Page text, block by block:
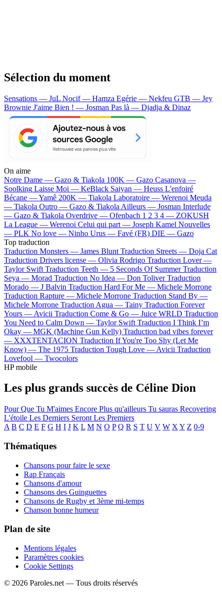
Sélection du moment
Sensations — JuL Nocif — Hamza Egérie — Nekfeu GTB — Jey
Brownie J'aime Bien ! — Josman Pas là — Djadja & Dinaz
On aime
Notre Dame — Gazo & Tiakola 100K — Gazo Casanova —
Soolking Laisse Moi — KeBlack Saiyan — Heuss L'enfoiré
Bécane —Yamê 200K — Tiakola Laboratoire — Werenoi Meuda
— Tiakola Outro — Gazo & Tiakola Ailleurs — Josman Interlude
— Gazo & Tiakola Overdrive — Ofenbach 1 2 3 4 — ZOKUSH
La League — Werenoi Celui qui part — Joseph Kamel Nouvelles
— PLK No love — Ninho Urus — Favé (FR) DIE — Gazo
Top traduction
Traduction Monsters — James Blunt Traduction Streets — Doja Cat
Traduction Drivers license — Olivia Rodrigo Traduction Lover —
Taylor Swift Traduction Teeth — 5 Seconds Of Summer Traduction
Seya — Morad Traduction No Idea — Don Toliver Traduction
Morado — J Balvin Traduction Hard For Me — Michele Morrone
Traduction Rapture — Michele Morrone Traduction Stand By —
Michele Morrone Traduction Agua — Tainy Traduction Forever
Yours — Avicii Traduction Come & Go — Juice WRLD Traduction
You Need to Calm Down — Taylor Swift Traduction I Think I’m
Okay — MGK (Machine Gun Kelly) Traduction bad vibes forever
— XXXTENTACION Traduction If You're Too Shy (Let Me
Know) — The 1975 Traduction Tough Love — Avicii Traduction
Lovefool — Twocolors
HP mobile
Les plus grands succès de Céline Dion
Pour Que Tu M'aimes Encore Plus qu'ailleurs Tu sauras Recovering
L'étoile Les Derniers Seront Les Premiers
A B C D E F G H I J K L M N O P Q R S T U V W X Y Z 0-9
Thématiques
Chansons pour faire le sexe
Rap Français
Chansons d'amour
Chansons des Guinguettes
Chansons de Rugby et 3ème mi-temps
Chanson bonne humeur
Plan de site
Mentions légales
Paramètres cookies
Cookie Settings
© 2026 Paroles.net — Tous droits réservés